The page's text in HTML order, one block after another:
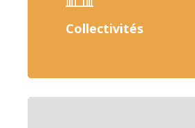
Collectivités